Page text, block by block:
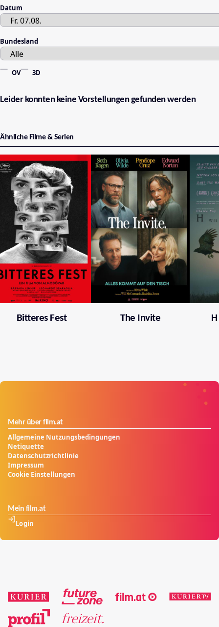
Datum
Bundesland
OV 3D
Leider konnten keine Vorstellungen gefunden werden
Ähnliche Filme & Serien
Bitteres Fest The Invite
Mehr über film.at
Allgemeine Nutzungsbedingungen
Netiquette
Datenschutzrichtlinie
Impressum
Cookie Einstellungen
Mein film.at
Login